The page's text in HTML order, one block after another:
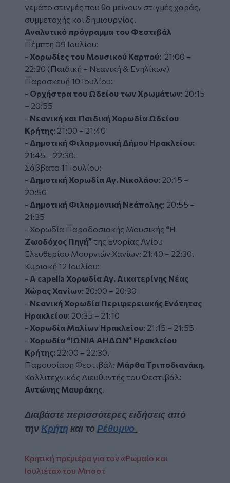
γεμάτο στιγμές που θα μείνουν στιγμές χαράς,
συμμετοχής και δημιουργίας.
Αναλυτικό πρόγραμμα του Φεστιβάλ
Πέμπτη 09 Ιουλίου:
- Χορωδίες του Μουσικού Καρπού: 21:00 –
22:30 (Παιδική – Νεανική & Ενηλίκων)
Παρασκευή 10 Ιουλίου:
- Ορχήστρα του Ωδείου των Χρωμάτων: 20:15
– 20:55
- Νεανική και Παιδική Χορωδία Ωδείου
Κρήτης: 21:00 – 21:40
- Δημοτική Φιλαρμονική Δήμου Ηρακλείου:
21:45 – 22:30.
Σάββατο 11 Ιουλίου:
- Δημοτική Χορωδία Αγ. Νικολάου: 20:15 –
20:50
- Δημοτική Φιλαρμονική Νεάπολης: 20:55 –
21:35
- Χορωδία Παραδοσιακής Μουσικής “Η
Ζωοδόχος Πηγή”της Ενορίας Αγίου
Ελευθερίου Μουρνιών Χανίων: 21:40 – 22:30.
Κυριακή 12 Ιουλίου:
- A capella Χορωδία Αγ. Αικατερίνης Νέας
Χώρας Χανίων: 20:00 – 20:30
- Νεανική Χορωδία Περιφερειακής Ενότητας
Ηρακλείου: 20:35 – 21:10
- Χορωδία Μαλίων Ηρακλείου: 21:15 – 21:55
- Χορωδία “ΙΩΝΙΑ ΑΗΔΩΝ” Ηρακλείου
Κρήτης: 22:00 – 22:30.
Παρουσίαση Φεστιβάλ: Μάρθα Τριποδιανάκη.
Καλλιτεχνικός Διευθυντής του Φεστιβάλ:
Αντώνης Μαυράκης
Διαβάστε περισσότερες ειδήσεις από
την Κρήτη και το Ρέθυμνο
Κρητική πρεμιέρα για τον «Ρωμαίο και
Ιουλιέτα» του Μποστ